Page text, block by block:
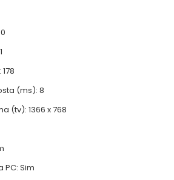
178
(ms): 8
(tv): 1366 x 768
PC: Sim